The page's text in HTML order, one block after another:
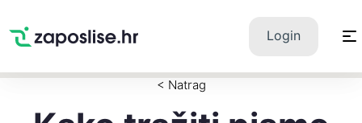
Login
< Natrag
×
Swipe Match Chat
Google Play
PREUZMI